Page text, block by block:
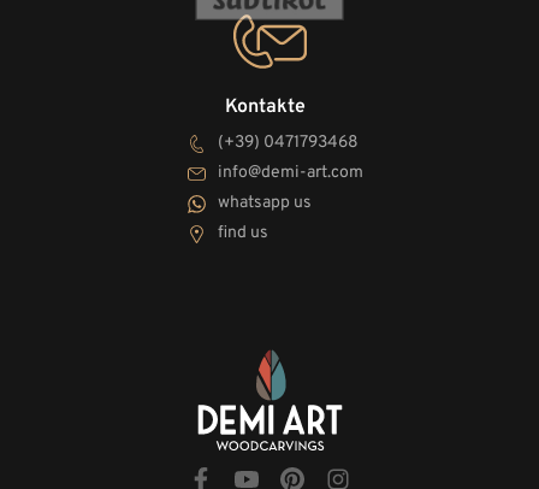
Kontakte
(+39) 0471793468
info@demi-art.com
whatsapp us
find us